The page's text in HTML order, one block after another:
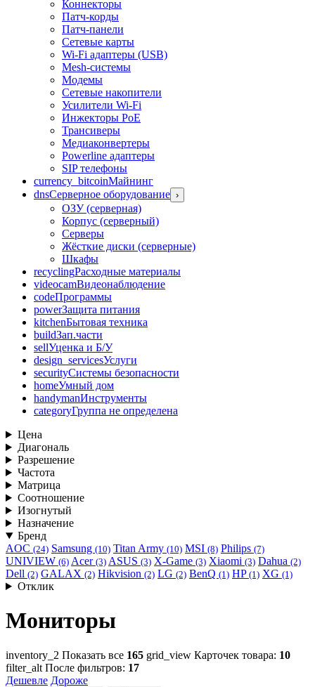
Коннекторы
Патч-корды
Патч-панели
Сетевые карты
Wi-Fi адаптеры (USB)
Mesh-системы
Модемы
Сетевые накопители
Усилители Wi-Fi
Инжекторы PoE
Трансиверы
Медиаконвертеры
Powerline адаптеры
SIP телефоны
currency_bitcoinМайнинг
dnsСерверное оборудование ›
ОЗУ (серверная)
Корпус (серверный)
Серверы
Жёсткие диски (серверные)
Шкафы
recyclingРасходные материалы
videocamВидеонаблюдение
codeПрограммы
powerЗащита питания
kitchenБытовая техника
buildЗап.части
sellУценка и Б/У
design_servicesУслуги
securityСистемы безопасности
homeУмный дом
handymanИнструменты
categoryГруппа не определена
Цена
Диагональ
Разрешение
Частота
Матрица
Соотношение
Изогнутый
Назначение
Бренд
AOC (24) Samsung (10) Titan Army (10) MSI (8) Philips (7)
UNIVIEW (6) Acer (3) ASUS (3) X-Game (3) Xiaomi (3) Dahua (2)
Dell (2) GALAX (2) Hikvision (2) LG (2) BenQ (1) HP (1) XG (1)
Отклик
Мониторы
inventory_2 Показать все 165 grid_view Карточек товара: 10
filter_alt После фильтров: 17
Дешевле Дороже